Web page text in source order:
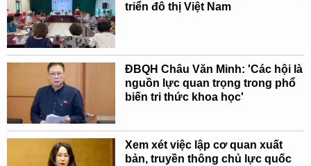
triển đô thị Việt Nam
ĐBQH Châu Văn Minh: 'Các hội là
nguồn lực quan trọng trong phổ
biến tri thức khoa học'
Xem xét việc lập cơ quan xuất
bản, truyền thông chủ lực quốc